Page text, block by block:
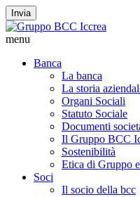
Invia
menu
Banca
La banca
La storia
Organi Sociali
Statuto Sociale
Documenti
Il Gruppo BCC
Sostenibilità
Etica di Gruppo
Soci
Il socio della bcc